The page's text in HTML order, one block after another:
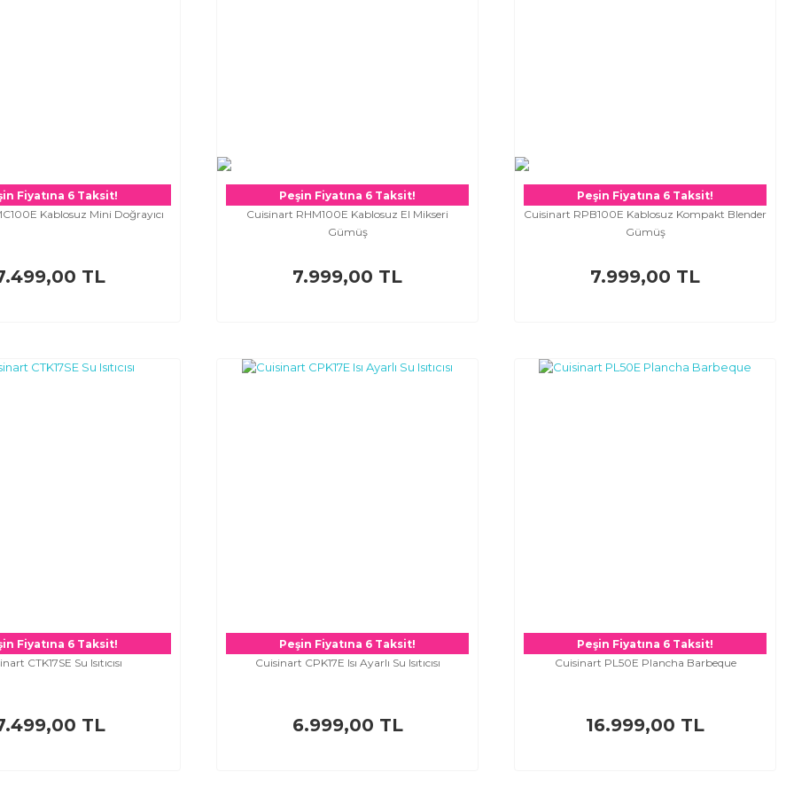
Fiyatına 6 Taksit!
Kablosuz Mini Doğrayıcı
TL
Peşin Fiyatına 6 Taksit!
Cuisinart RHM100E Kablosuz El Mikseri
Gümüş
7.999,00 TL
Peşin Fiyatına 6 Taksit!
Cuisinart RPB100E Kablosuz Kompakt Blender
Gümüş
7.999,00 TL
Fiyatına 6 Taksit!
CTK17SE Su Isıtıcısı
TL
Peşin Fiyatına 6 Taksit!
Cuisinart CPK17E Isı Ayarlı Su Isıtıcısı
6.999,00 TL
Peşin Fiyatına 6 Taksit!
Cuisinart PL50E Plancha Barbeque
16.999,00 TL